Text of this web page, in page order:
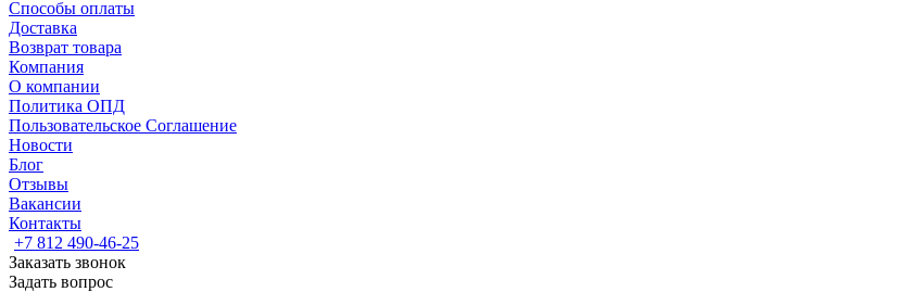
Способы оплаты
Доставка
Возврат товара
Компания
О компании
Политика ОПД
Пользовательское Соглашение
Новости
Блог
Отзывы
Вакансии
Контакты
+7 812 490-46-25
Заказать звонок
Задать вопрос